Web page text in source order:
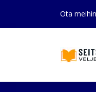
Ota